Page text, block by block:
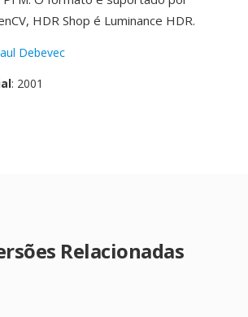
HDR Shop é Luminance HDR.
Debevec
: 2001
Relacionadas